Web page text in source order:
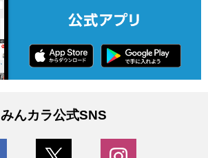
みんカラ公式SNS